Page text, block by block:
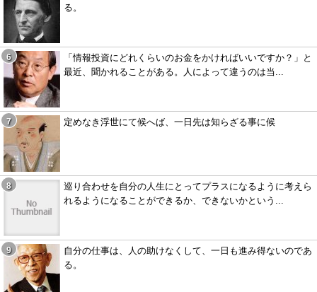
る。
「情報投資にどれくらいのお金をかければいいですか？」と
最近、聞かれることがある。人によって違うのは当...
定めなき浮世にて候へば、一日先は知らざる事に候
巡り合わせを自分の人生にとってプラスになるように考えら
れるようになることができるか、できないかという...
自分の仕事は、人の助けなくして、一日も進み得ないのであ
る。